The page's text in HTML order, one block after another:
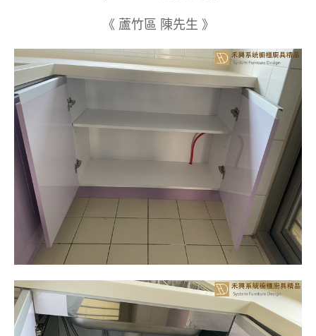
《 蘆竹區 陳先生 》